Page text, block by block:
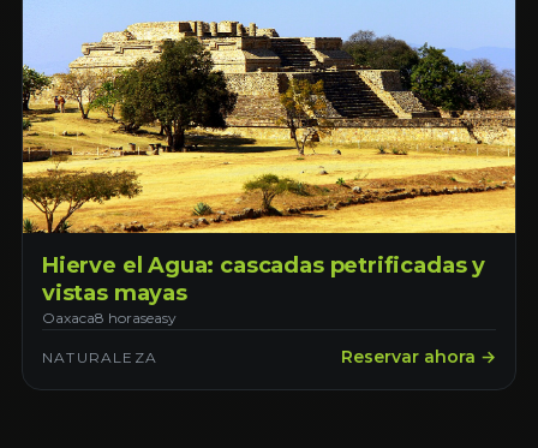
Hierve el Agua: cascadas petrificadas y
vistas mayas
Oaxaca8 horaseasy
NATURALEZA Reservar ahora →